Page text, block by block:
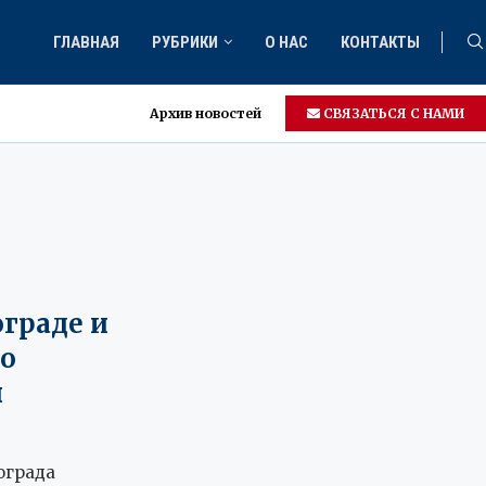
ГЛАВНАЯ РУБРИКИ О НАС КОНТАКТЫ
Архив новостей СВЯЗАТЬСЯ С НАМИ
и